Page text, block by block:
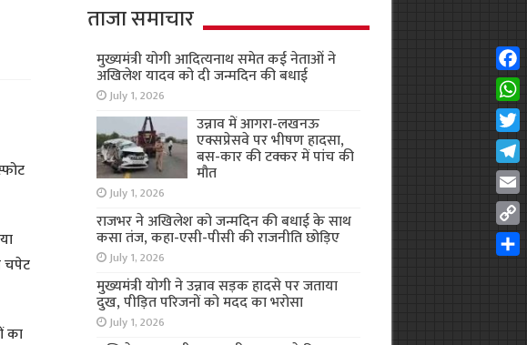
चपेट
का
ताजा समाचार
मुख्यमंत्री योगी आदित्यनाथ समेत कई नेताओं ने
अखिलेश यादव को दी जन्मदिन की बधाई
July 1, 2026
उन्नाव में आगरा-लखनऊ
एक्सप्रेसवे पर भीषण हादसा,
बस-कार की टक्कर में पांच की
मौत
July 1, 2026
राजभर ने अखिलेश को जन्मदिन की बधाई के साथ
कसा तंज, कहा-एसी-पीसी की राजनीति छोड़िए
July 1, 2026
मुख्यमंत्री योगी ने उन्नाव सड़क हादसे पर जताया
दुख, पीड़ित परिजनों को मदद का भरोसा
July 1, 2026
Copy
Link